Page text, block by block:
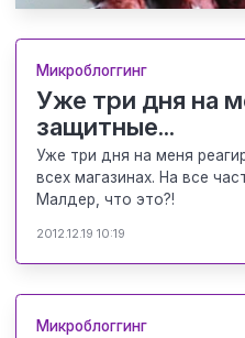
Микроблоггинг
Уже три дня на
защитные...
Уже три дня на меня
всех магазинах. На все
Малдер, что это?!
2012.12.19 10:19
Микроблоггинг